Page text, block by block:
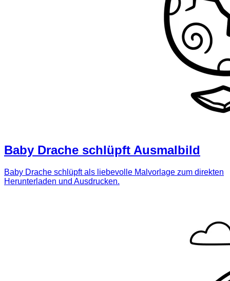
Baby Drache schlüpft Ausmalbild
Baby Drache schlüpft als liebevolle Malvorlage zum direkten
Herunterladen und Ausdrucken.